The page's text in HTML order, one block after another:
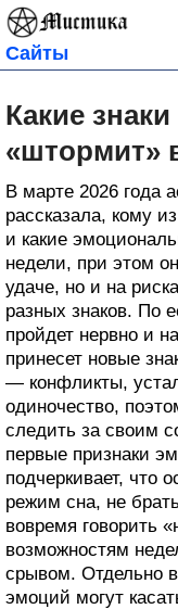
Сайты
Какие
«штормит»
В марте 2026 года
рассказала, кому
и какие
недели, при этом
удаче, но и на
разных знаков. По
пройдет нервно и
принесет новые
— конфликты,
одиночество,
следить за своим
первые признаки
подчеркивает, что
режим сна, не
вовремя говорить
возможностям
срывом. Отдельно в
эмоций могут